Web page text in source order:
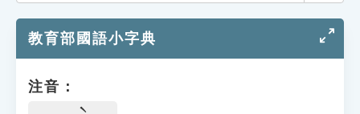
教育部國語小字典
注音：